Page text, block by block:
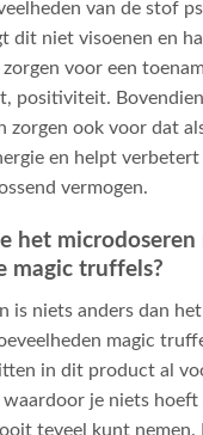
van de stof
dit niet visoenen en
voor een
positiviteit.
zorgen ook voor dat
en helpt
vermogen.
het microdoseren
magic truffels?
is niets anders dan
magic
in dit product al
je niets hoeft
teveel kunt nemen.